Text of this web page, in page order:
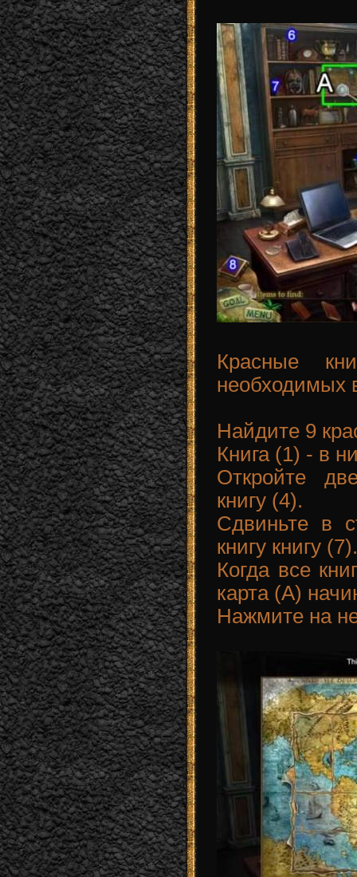
Красные
необходимых
Найдите 9
Книга (1) - в
Откройте
книгу (4).
Сдвиньте в
книгу книгу (7).
Когда все
карта (A)
Нажмите на